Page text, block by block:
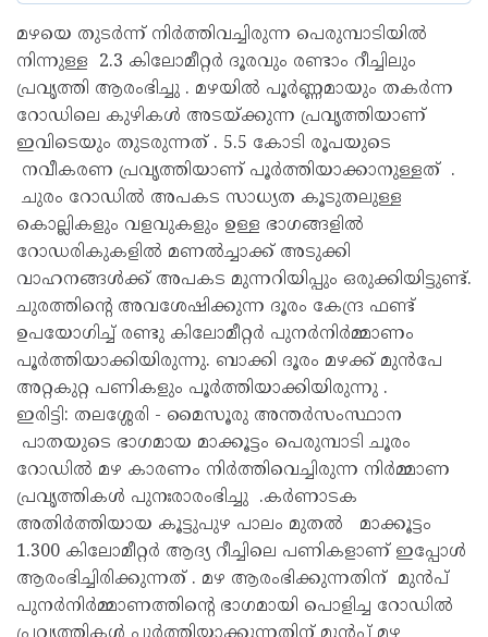
മഴയെ തുടർന്ന് നിർത്തിവച്ചിരുന്ന പെരുമ്പാടിയിൽ
നിന്നുള്ള 2.3 കിലോമീറ്റർ ദൂരവും രണ്ടാം റീച്ചിലും
പ്രവൃത്തി ആരംഭിച്ചു . മഴയിൽ പൂർണ്ണമായും തകർന്ന
റോഡിലെ കുഴികൾ അടയ്ക്കുന്ന പ്രവൃത്തിയാണ്
ഇവിടെയും തുടരുന്നത് . 5.5 കോടി രൂപയുടെ
നവീകരണ പ്രവൃത്തിയാണ് പൂർത്തിയാക്കാനുള്ളത് .
ചുരം റോഡിൽ അപകട സാധ്യത കൂടുതലുള്ള
കൊല്ലികളും വളവുകളും ഉള്ള ഭാഗങ്ങളിൽ
റോഡരികുകളിൽ മണൽച്ചാക്ക് അടുക്കി
വാഹനങ്ങൾക്ക് അപകട മുന്നറിയിപ്പും ഒരുക്കിയിട്ടുണ്ട്.
ചുരത്തിന്റെ അവശേഷിക്കുന്ന ദൂരം കേന്ദ്ര ഫണ്ട്
ഉപയോഗിച്ച് രണ്ടു കിലോമീറ്റർ പുനർനിർമ്മാണം
പൂർത്തിയാക്കിയിരുന്നു. ബാക്കി ദൂരം മഴക്ക് മുൻപേ
അറ്റകുറ്റ പണികളും പൂർത്തിയാക്കിയിരുന്നു .
ഇരിട്ടി: തലശ്ശേരി - മൈസൂരു അന്തർസംസ്ഥാന
പാതയുടെ ഭാഗമായ മാക്കൂട്ടം പെരുമ്പാടി ചൂരം
റോഡിൽ മഴ കാരണം നിർത്തിവെച്ചിരുന്ന നിർമ്മാണ
പ്രവൃത്തികൾ പുനഃരാരംഭിച്ചു .കർണാടക
അതിർത്തിയായ കൂട്ടുപുഴ പാലം മുതൽ മാക്കൂട്ടം
1.300 കിലോമീറ്റർ ആദ്യ റീച്ചിലെ പണികളാണ് ഇപ്പോൾ
ആരംഭിച്ചിരിക്കുന്നത് . മഴ ആരംഭിക്കുന്നതിന് മുൻപ്
പുനർനിർമ്മാണത്തിന്റെ ഭാഗമായി പൊളിച്ച റോഡിൽ